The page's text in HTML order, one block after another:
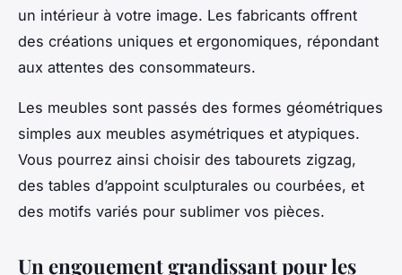
un intérieur à votre image. Les fabricants offrent
des créations uniques et ergonomiques, répondant
aux attentes des consommateurs.
Les meubles sont passés des formes géométriques
simples aux meubles asymétriques et atypiques.
Vous pourrez ainsi choisir des tabourets zigzag,
des tables d’appoint sculpturales ou courbées, et
des motifs variés pour sublimer vos pièces.
Un engouement grandissant pour les